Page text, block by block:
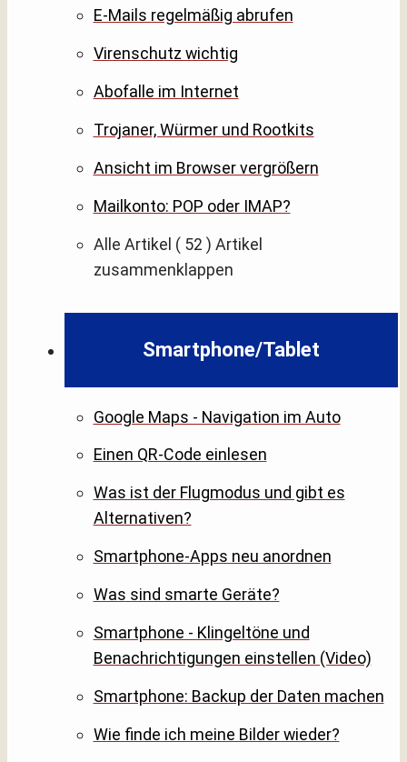
E-Mails regelmäßig abrufen
Virenschutz wichtig
Abofalle im Internet
Trojaner, Würmer und Rootkits
Ansicht im Browser vergrößern
Mailkonto: POP oder IMAP?
Alle Artikel ( 52 ) Artikel
zusammenklappen
Smartphone/Tablet
Google Maps - Navigation im Auto
Einen QR-Code einlesen
Was ist der Flugmodus und gibt es
Alternativen?
Smartphone-Apps neu anordnen
Was sind smarte Geräte?
Smartphone - Klingeltöne und
Benachrichtigungen einstellen (Video)
Smartphone: Backup der Daten machen
Wie finde ich meine Bilder wieder?